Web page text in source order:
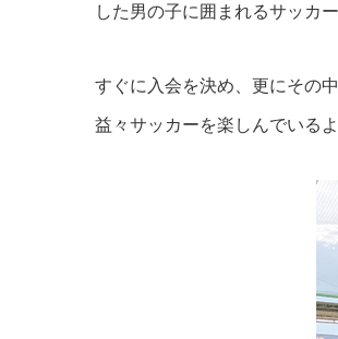
した男の子に囲まれるサッカ
すぐに入会を決め、更にその
益々サッカーを楽しんでいる